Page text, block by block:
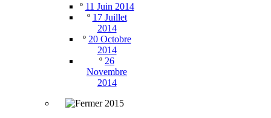
º 11 Juin 2014
º 17 Juillet
2014
º 20 Octobre
2014
º 26
Novembre
2014
2015